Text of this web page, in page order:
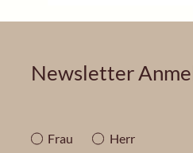
Newsletter
Frau Herr